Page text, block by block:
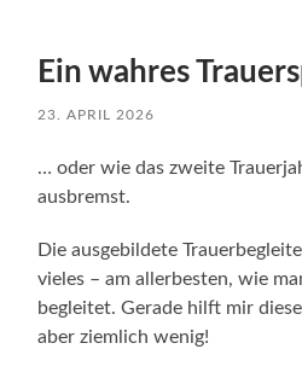
Ein wahres
23. APRIL 2026
… oder wie das zweite
ausbremst.
Die ausgebildete
vieles – am allerbesten, wie
begleitet. Gerade hilft mir
aber ziemlich wenig!